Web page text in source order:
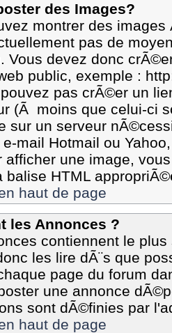
des Images?
montrer des
pas de
Vous devez donc
public, exemple :
pas crÃ©er un
(Ã moins que celui-ci
sur un serveur
mail Hotmail ou
afficher une image,
balise HTML
haut de page
les Annonces ?
contiennent le
les lire dÃ¨s que
page du forum
une annonce
sont dÃ©finies par
haut de page